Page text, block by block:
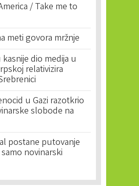
/ Take me to
meti govora mržnje
dio medija u
relativizira
u Gazi razotkrio
slobode na
postane putovanje
novinarski